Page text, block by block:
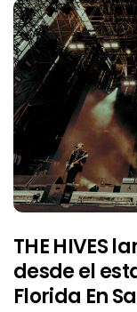
THE HIVES
desde el
Florida En